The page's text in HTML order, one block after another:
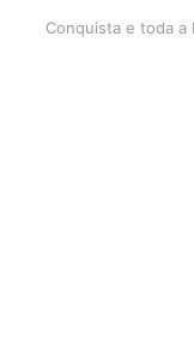
Conquista e toda a